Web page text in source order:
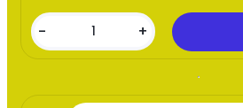
- +